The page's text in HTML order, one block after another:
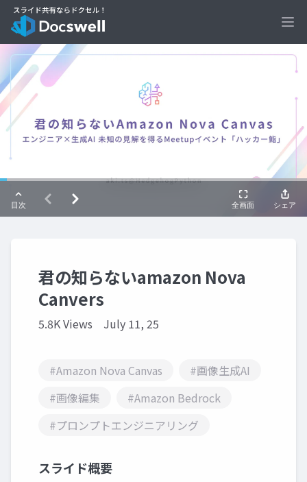
君の知らないamazon Nova
Canvers
5.8K Views July 11, 25
#Amazon Nova Canvas
#画像生成AI
#画像編集
#Amazon Bedrock
#プロンプトエンジニアリング
スライド概要